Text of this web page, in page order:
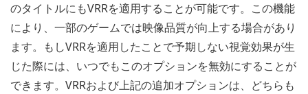
のタイトルにもVRRを適用することが可能です。この機能
により、一部のゲームでは映像品質が向上する場合があり
ます。もしVRRを適用したことで予期しない視覚効果が生
じた際には、いつでもこのオプションを無効にすることが
できます。VRRおよび上記の追加オプションは、どちらも